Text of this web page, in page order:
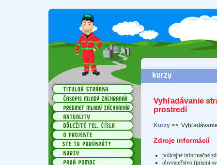
Vyhľadávanie
prostredí
Kurzy>>
Zdroje informácií
policajné informačné
obyvateľstvo (priami